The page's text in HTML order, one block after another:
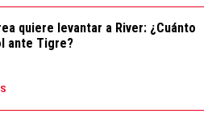
quiere levantar a River: ¿Cuánto
ante Tigre?